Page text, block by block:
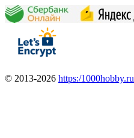
© 2013-2026 https:/1000hobby.ru